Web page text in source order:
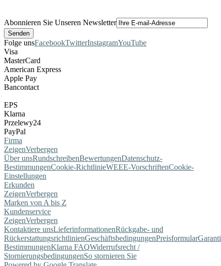
Abonnieren Sie Unseren Newsletter
Folge unsFacebookTwitterInstagramYouTube
Visa
MasterCard
American Express
Apple Pay
Bancontact
EPS
Klarna
Przelewy24
PayPal
Firma
ZeigenVerbergen
Über unsRundschreibenBewertungenDatenschutz-
BestimmungenCookie-RichtlinieWEEE-VorschriftenCookie-
Einstellungen
Erkunden
ZeigenVerbergen
Marken von A bis Z
Kundenservice
ZeigenVerbergen
Kontaktiere unsLieferinformationenRückgabe- und
RückerstattungsrichtlinienGeschäftsbedingungenPreisformular
BestimmungenKlarna FAQWiderrufsrecht /
StornierungsbedingungenSo stornieren Sie